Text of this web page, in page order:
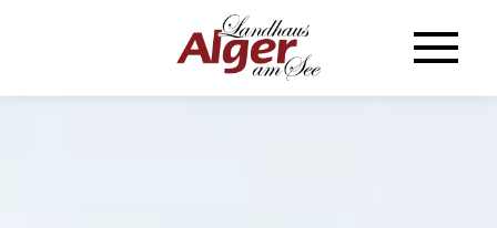
Zum Hauptinhalt springen